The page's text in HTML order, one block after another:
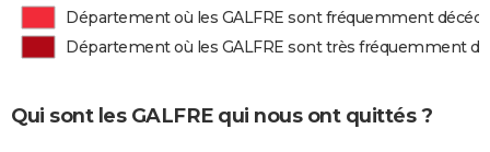
Département où les GALFRE sont fréquemment
Département où les GALFRE sont très fréquemment
Qui sont les GALFRE qui nous ont quittés ?